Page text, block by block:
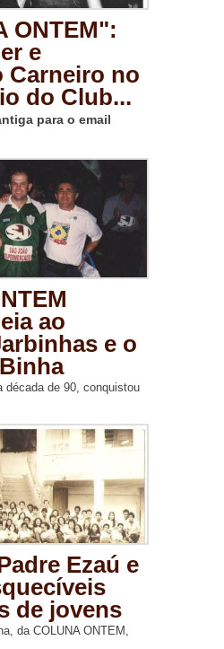
ONTEM":
e
Carneiro no
do Club...
para o email
ao
e o
década de 90, conquistou
Ezaú e
de jovens
da COLUNA ONTEM,